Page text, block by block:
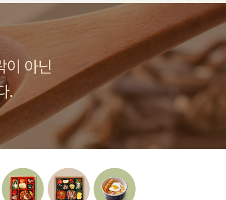
이 아닌
.